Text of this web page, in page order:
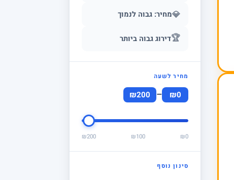
💎מחיר: גבוה לנמוך
🏆דירוג גבוה ביותר
מחיר לשעה
₪0
–
₪200
₪0
₪100
₪200
סינון נוסף